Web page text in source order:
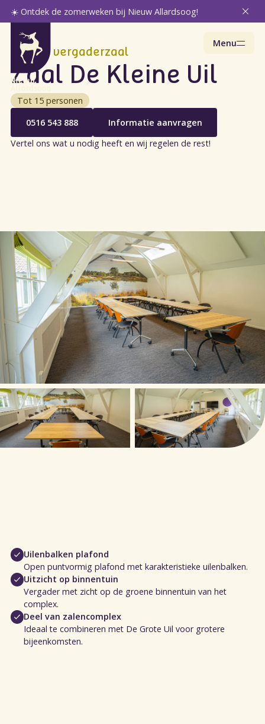
☀️ Ontdek de zomerweken bij Nieuw Allardsoog!
Menu
Knusse vergaderzaal
Zaal De Kleine Uil
Tot 15 personen
0516 543 888
Informatie aanvragen
Vertel ons wat u nodig heeft en wij regelen de rest!
Uilenbalken plafond
Open puntvormig plafond met karakteristieke uilenbalken.
Uitzicht op binnentuin
Vergader met zicht op de groene binnentuin van het
complex.
Deel van zalencomplex
Ideaal te combineren met De Grote Uil voor grotere
bijeenkomsten.